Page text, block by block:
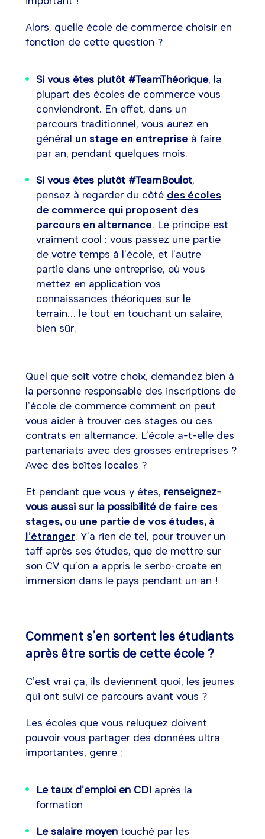
Alors, quelle école de commerce choisir en
fonction de cette question ?
Si vous êtes plutôt #TeamThéorique, la
plupart des écoles de commerce vous
conviendront. En effet, dans un
parcours traditionnel, vous aurez en
général un stage en entreprise à faire
par an, pendant quelques mois.
Si vous êtes plutôt #TeamBoulot,
pensez à regarder du côté des écoles
de commerce qui proposent des
parcours en alternance. Le principe est
vraiment cool : vous passez une partie
de votre temps à l’école, et l’autre
partie dans une entreprise, où vous
mettez en application vos
connaissances théoriques sur le
terrain… le tout en touchant un salaire,
bien sûr.
Quel que soit votre choix, demandez bien à
la personne responsable des inscriptions de
l’école de commerce comment on peut
vous aider à trouver ces stages ou ces
contrats en alternance. L’école a-t-elle des
partenariats avec des grosses entreprises ?
Avec des boîtes locales ?
Et pendant que vous y êtes, renseignez-
vous aussi sur la possibilité de faire ces
stages, ou une partie de vos études, à
l’étranger. Y’a rien de tel, pour trouver un
taff après ses études, que de mettre sur
son CV qu’on a appris le serbo-croate en
immersion dans le pays pendant un an !
Comment s’en sortent les étudiants
après être sortis de cette école ?
C’est vrai ça, ils deviennent quoi, les jeunes
qui ont suivi ce parcours avant vous ?
Les écoles que vous reluquez doivent
pouvoir vous partager des données ultra
importantes, genre :
Le taux d’emploi en CDIaprès la
formation
Le salaire moyentouché par les